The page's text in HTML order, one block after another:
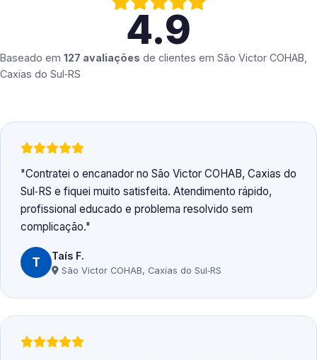
4.9
Baseado em 127 avaliações de clientes em São Victor COHAB,
Caxias do Sul‑RS
Contratei o encanador no São Victor COHAB, Caxias do
Sul‑RS e fiquei muito satisfeita. Atendimento rápido,
profissional educado e problema resolvido sem
complicação.
T Taís F.
São Victor COHAB, Caxias do Sul‑RS